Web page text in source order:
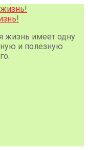
жизнь имеет одну
и полезную